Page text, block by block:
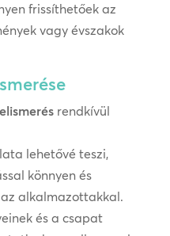
frissíthetőek az
vagy évszakok
rendkívül
lehetővé teszi,
könnyen és
alkalmazottakkal.
és a csapat